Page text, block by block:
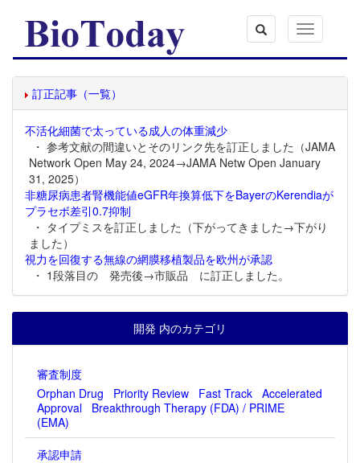
Toggle
navigation
訂正記事（一覧）
不活化細菌で太っている成人の体重減少
・ 参考文献の間違いとそのリンク先を訂正しました（JAMA
Network Open May 24, 2024→JAMA Netw Open January
31, 2025）
非糖尿病患者腎機能値eGFR年換算低下をBayerのKerendiaが
プラセボ差引0.7抑制
・ タイプミスを訂正しました（下がってきました→下がり
ました）
視力を回復する無線の網膜移植製品を欧州が承認
・ 1段落目の 発売後→市販品 に訂正しました。
開発 内のカテゴリ
審査制度
Orphan Drug
Priority Review Fast Track Accelerated
Approval
Breakthrough Therapy (FDA) / PRIME
(EMA)
承認申請